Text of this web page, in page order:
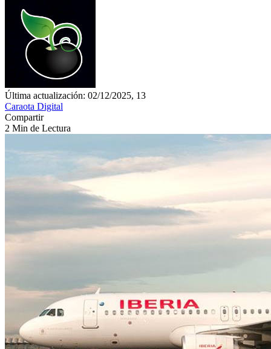
Última actualización: 02/12/2025, 13
Caraota Digital
Compartir
2 Min de Lectura